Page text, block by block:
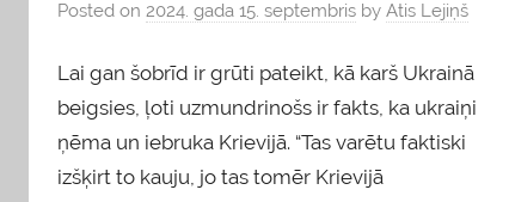
Posted on 2024. gada 15. septembris by Atis Lejiņš
Lai gan šobrīd ir grūti pateikt, kā karš Ukrainā
beigsies, ļoti uzmundrinošs ir fakts, ka ukraiņi
ņēma un iebruka Krievijā. “Tas varētu faktiski
izšķirt to kauju, jo tas tomēr Krievijā